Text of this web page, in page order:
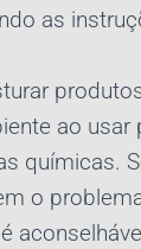
as
ao usar
químicas.
o